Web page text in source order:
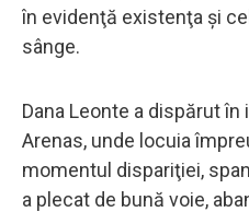
în evidenţă existenţa şi
sânge.
Dana Leonte a dispărut
Arenas, unde locuia
momentul dispariţiei,
a plecat de bună voie,